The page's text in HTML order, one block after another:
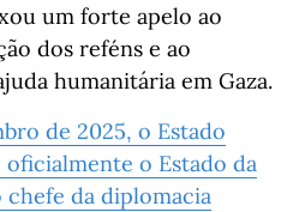
um forte apelo ao
dos reféns e ao
humanitária em Gaza.
de 2025, o Estado
o Estado da
chefe da diplomacia